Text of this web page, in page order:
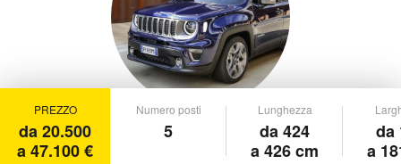
PREZZO
da 20.500
a 47.100 €
Numero posti
5
Lunghezza
da 424
a 426 cm
da
a